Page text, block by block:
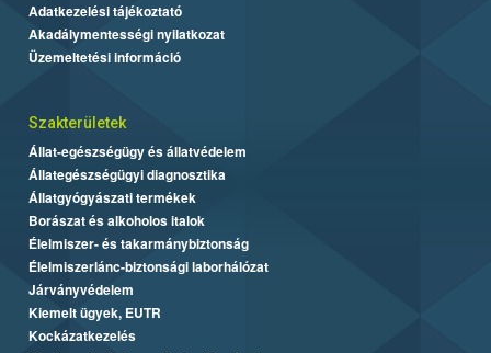
Adatkezelési tájékoztató
Akadálymentességi nyilatkozat
Üzemeltetési információ
Szakterületek
Állat-egészségügy és állatvédelem
Állategészségügyi diagnosztika
Állatgyógyászati termékek
Borászat és alkoholos italok
Élelmiszer- és takarmánybiztonság
Élelmiszerlánc-biztonsági laborhálózat
Járványvédelem
Kiemelt ügyek, EUTR
Kockázatkezelés